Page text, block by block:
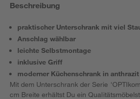
Beschreibung
praktischer Unterschrank mit viel
Anschlag wählbar
leichte Selbstmontage
inklusive Griff
moderner Küchenschrank in
Mit dem Unterschrank der Serie
cm Breite erhältst Du ein